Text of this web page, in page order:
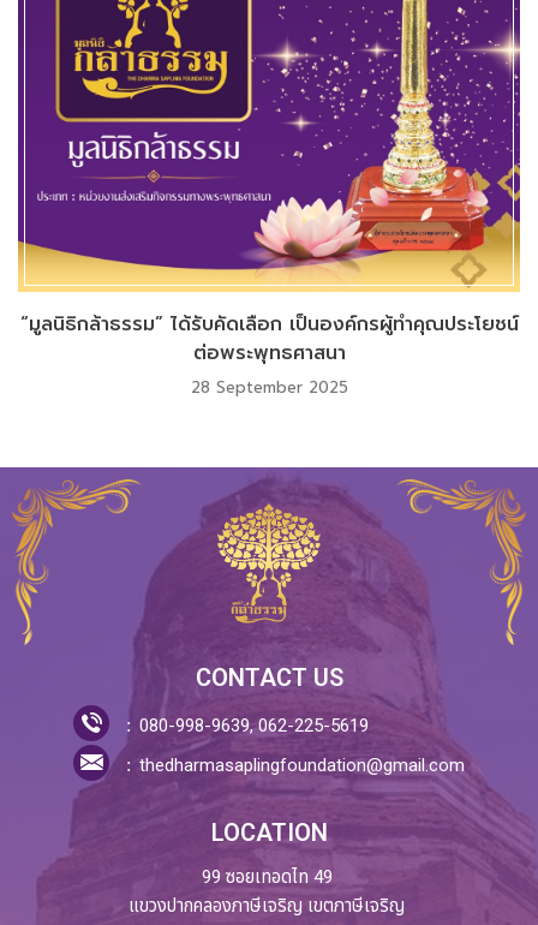
“มูลนิธิกล้าธรรม” ได้รับคัดเลือก เป็นองค์กรผู้ทำคุณประโยชน์
ต่อพระพุทธศาสนา
28 September 2025
CONTACT US
080-998-9639, 062-225-5619
thedharmasaplingfoundation@gmail.com
LOCATION
99 ซอยเทอดไท 49
แขวงปากคลองภาษีเจริญ เขตภาษีเจริญ